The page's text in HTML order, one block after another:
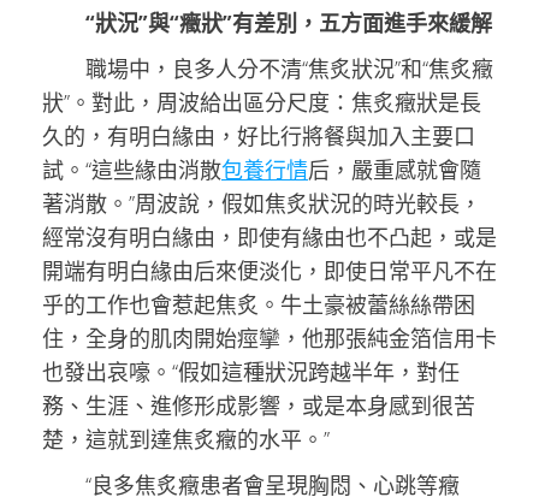
“狀況”與“癥狀”有差別，五方面進手來緩解
職場中，良多人分不清“焦炙狀況”和“焦炙癥
狀”。對此，周波給出區分尺度：焦炙癥狀是長
久的，有明白緣由，好比行將餐與加入主要口
試。“這些緣由消散包養行情后，嚴重感就會隨
著消散。”周波說，假如焦炙狀況的時光較長，
經常沒有明白緣由，即使有緣由也不凸起，或是
開端有明白緣由后來便淡化，即使日常平凡不在
乎的工作也會惹起焦炙。牛土豪被蕾絲絲帶困
住，全身的肌肉開始痙攣，他那張純金箔信用卡
也發出哀嚎。“假如這種狀況跨越半年，對任
務、生涯、進修形成影響，或是本身感到很苦
楚，這就到達焦炙癥的水平。”
“良多焦炙癥患者會呈現胸悶、心跳等癥